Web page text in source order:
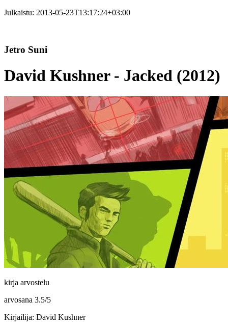
Julkaistu: 2013-05-23T13:17:24+03:00
Jetro Suni
David Kushner - Jacked (2012)
kirja arvostelu
arvosana 3.5/5
Kirjailija: David Kushner